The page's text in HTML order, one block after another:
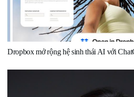
Dropbox mở rộng hệ sinh thái AI với